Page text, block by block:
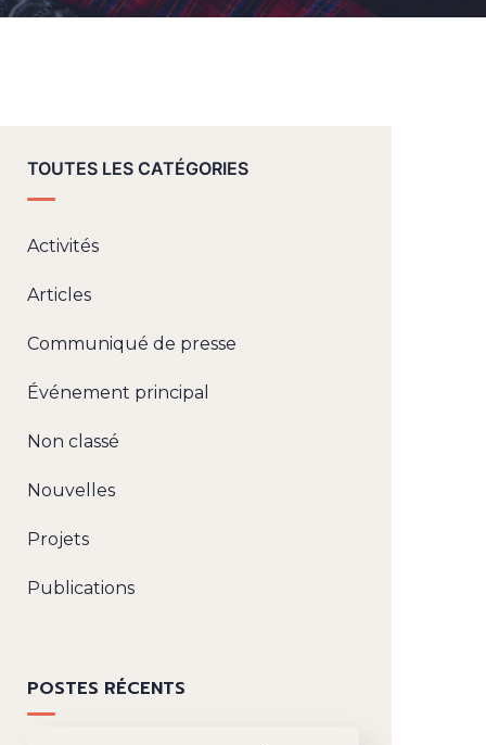
TOUTES LES CATÉGORIES
Activités
Articles
Communiqué de presse
Événement principal
Non classé
Nouvelles
Projets
Publications
POSTES RÉCENTS